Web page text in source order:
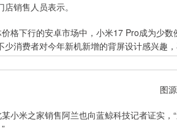
店销售人员表示。
下行的安卓市场中，小米17 Pro成为少数
少消费者对今年新机新增的背屏设计感兴趣
图
米之家销售阿兰也向蓝鲸科技记者证实，